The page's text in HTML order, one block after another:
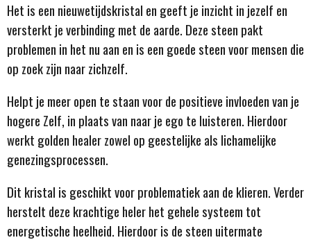
Het is een nieuwetijdskristal en geeft je inzicht in jezelf en
versterkt je verbinding met de aarde. Deze steen pakt
problemen in het nu aan en is een goede steen voor mensen die
op zoek zijn naar zichzelf.
Helpt je meer open te staan voor de positieve invloeden van je
hogere Zelf, in plaats van naar je ego te luisteren. Hierdoor
werkt golden healer zowel op geestelijke als lichamelijke
genezingsprocessen.
Dit kristal is geschikt voor problematiek aan de klieren. Verder
herstelt deze krachtige heler het gehele systeem tot
energetische heelheid. Hierdoor is de steen uitermate